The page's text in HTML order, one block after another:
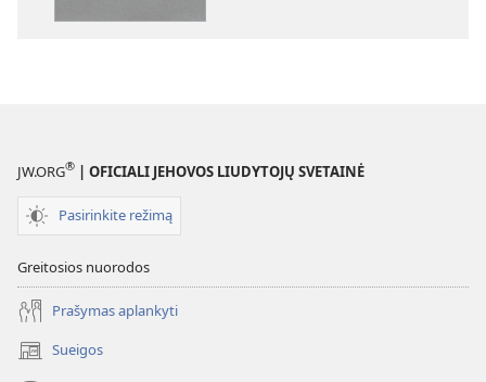
JW.ORG® | OFICIALI JEHOVOS LIUDYTOJŲ SVETAINĖ
Pasirinkite režimą
Greitosios nuorodos
Prašymas aplankyti
Sueigos
(atsiveria